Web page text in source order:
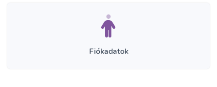
Fiókadatok